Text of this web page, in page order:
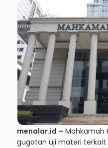
menalar.id – Mahkamah
gugatan uji materi